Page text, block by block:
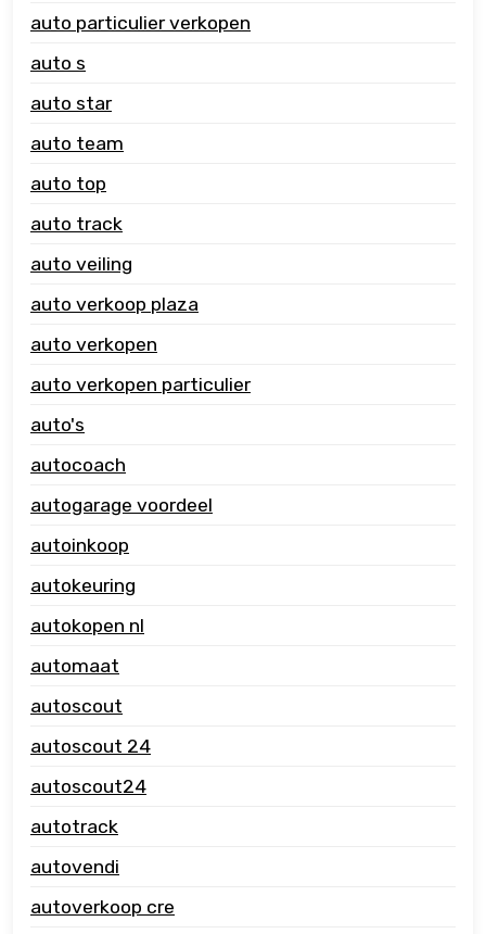
auto particulier verkopen
auto s
auto star
auto team
auto top
auto track
auto veiling
auto verkoop plaza
auto verkopen
auto verkopen particulier
auto's
autocoach
autogarage voordeel
autoinkoop
autokeuring
autokopen nl
automaat
autoscout
autoscout 24
autoscout24
autotrack
autovendi
autoverkoop cre